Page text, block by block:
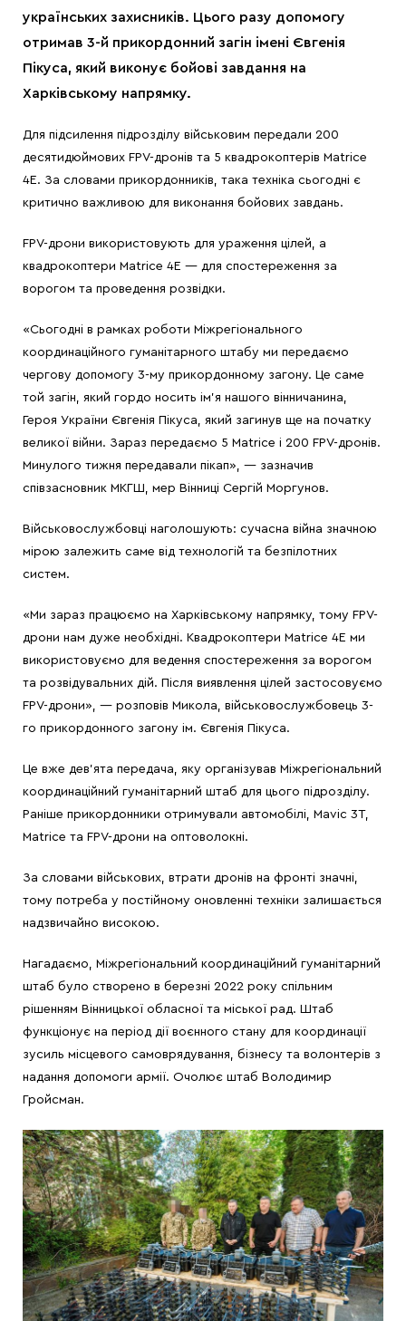
українських захисників. Цього разу допомогу
отримав 3-й прикордонний загін імені Євгенія
Пікуса, який виконує бойові завдання на
Харківському напрямку.
Для підсилення підрозділу військовим передали 200
десятидюймових FPV-дронів та 5 квадрокоптерів Matrice
4E. За словами прикордонників, така техніка сьогодні є
критично важливою для виконання бойових завдань.
FPV-дрони використовують для ураження цілей, а
квадрокоптери Matrice 4E — для спостереження за
ворогом та проведення розвідки.
«Сьогодні в рамках роботи Міжрегіонального
координаційного гуманітарного штабу ми передаємо
чергову допомогу 3-му прикордонному загону. Це саме
той загін, який гордо носить ім’я нашого вінничанина,
Героя України Євгенія Пікуса, який загинув ще на початку
великої війни. Зараз передаємо 5 Matrice і 200 FPV-дронів.
Минулого тижня передавали пікап», — зазначив
співзасновник МКГШ, мер Вінниці Сергій Моргунов.
Військовослужбовці наголошують: сучасна війна значною
мірою залежить саме від технологій та безпілотних
систем.
«Ми зараз працюємо на Харківському напрямку, тому FPV-
дрони нам дуже необхідні. Квадрокоптери Matrice 4E ми
використовуємо для ведення спостереження за ворогом
та розвідувальних дій. Після виявлення цілей застосовуємо
FPV-дрони», — розповів Микола, військовослужбовець 3-
го прикордонного загону ім. Євгенія Пікуса.
Це вже дев’ята передача, яку організував Міжрегіональний
координаційний гуманітарний штаб для цього підрозділу.
Раніше прикордонники отримували автомобілі, Mavic 3T,
Matrice та FPV-дрони на оптоволокні.
За словами військових, втрати дронів на фронті значні,
тому потреба у постійному оновленні техніки залишається
надзвичайно високою.
Нагадаємо, Міжрегіональний координаційний гуманітарний
штаб було створено в березні 2022 року спільним
рішенням Вінницької обласної та міської рад. Штаб
функціонує на період дії воєнного стану для координації
зусиль місцевого самоврядування, бізнесу та волонтерів з
надання допомоги армії. Очолює штаб Володимир
Гройсман.